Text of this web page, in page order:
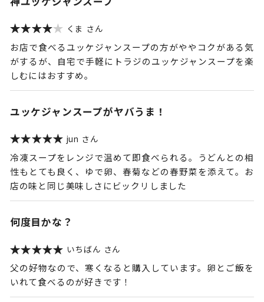
くま
お店で食べるユッケジャンスープの方がややコクがある気
がするが、自宅で手軽にトラジのユッケジャンスープを楽
しむにはおすすめ。
ユッケジャンスープがヤバうま！
jun
冷凍スープをレンジで温めて即食べられる。うどんとの相
性もとても良く、ゆで卵、春菊などの春野菜を添えて。お
店の味と同じ美味しさにビックリしました
何度目かな？
いちばん
父の好物なので、寒くなると購入しています。卵とご飯を
いれて食べるのが好きです！